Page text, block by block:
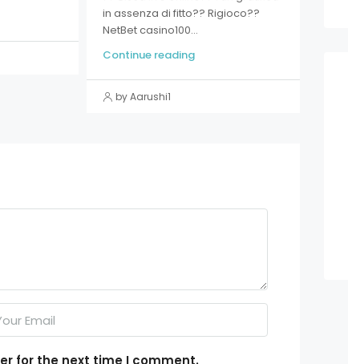
in assenza di fitto?? Rigioco??
NetBet casino100...
Continue reading
by Aarushi1